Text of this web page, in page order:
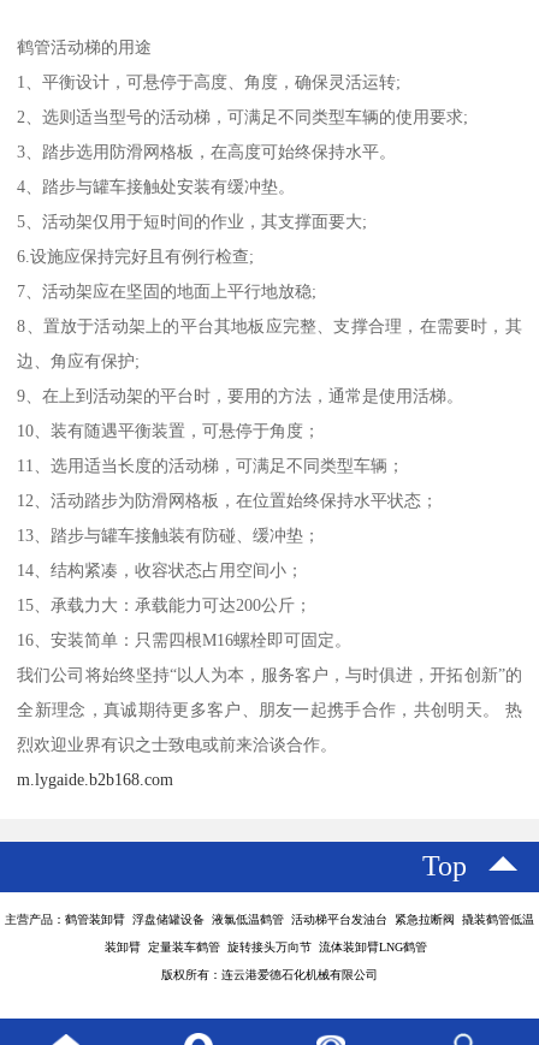
鹤管活动梯的用途
1、平衡设计，可悬停于高度、角度，确保灵活运转;
2、选则适当型号的活动梯，可满足不同类型车辆的使用要求;
3、踏步选用防滑网格板，在高度可始终保持水平。
4、踏步与罐车接触处安装有缓冲垫。
5、活动架仅用于短时间的作业，其支撑面要大;
6.设施应保持完好且有例行检查;
7、活动架应在坚固的地面上平行地放稳;
8、置放于活动架上的平台其地板应完整、支撑合理，在需要时，其
边、角应有保护;
9、在上到活动架的平台时，要用的方法，通常是使用活梯。
10、装有随遇平衡装置，可悬停于角度；
11、选用适当长度的活动梯，可满足不同类型车辆；
12、活动踏步为防滑网格板，在位置始终保持水平状态；
13、踏步与罐车接触装有防碰、缓冲垫；
14、结构紧凑，收容状态占用空间小；
15、承载力大：承载能力可达200公斤；
16、安装简单：只需四根M16螺栓即可固定。
我们公司将始终坚持“以人为本，服务客户，与时俱进，开拓创新”的
全新理念，真诚期待更多客户、朋友一起携手合作，共创明天。 热
烈欢迎业界有识之士致电或前来洽谈合作。
m.lygaide.b2b168.com
Top
主营产品：鹤管装卸臂 浮盘储罐设备 液氯低温鹤管 活动梯平台发油台 紧急拉断阀 撬装鹤管低温
装卸臂 定量装车鹤管 旋转接头万向节 流体装卸臂LNG鹤管
版权所有：连云港爱德石化机械有限公司